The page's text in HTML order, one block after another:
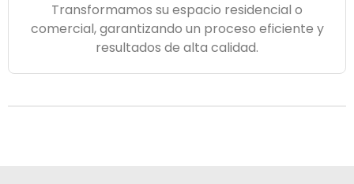
Transformamos su espacio residencial o
comercial, garantizando un proceso eficiente y
resultados de alta calidad.